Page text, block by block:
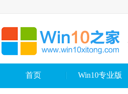
首页 Win10专业版